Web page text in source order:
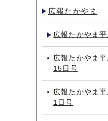
広報たかやま
広報たかやま
広報たかやま
15日号
広報たかやま
1日号